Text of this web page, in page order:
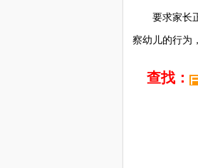
要求家长正
察幼儿的行为
查找：